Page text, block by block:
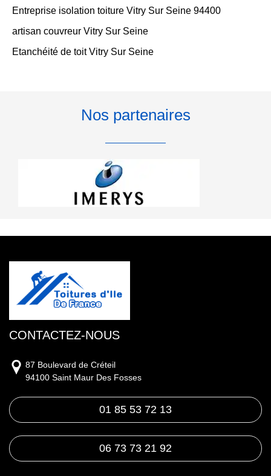
Entreprise isolation toiture Vitry Sur Seine 94400
artisan couvreur Vitry Sur Seine
Etanchéité de toit Vitry Sur Seine
Nos partenaires
CONTACTEZ-NOUS
87 Boulevard de Créteil
94100 Saint Maur Des Fosses
01 85 53 72 13
06 73 73 21 92